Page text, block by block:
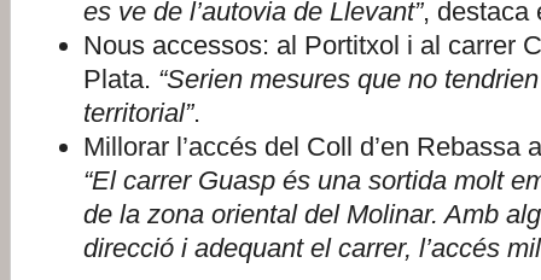
es ve de l’autovia de Llevant”, destaca
Nous accessos: al Portitxol i al carrer
Plata. “Serien mesures que no
territorial”.
Millorar l’accés del Coll d’en Rebassa
“El carrer Guasp és una sortida molt
de la zona oriental del Molinar. Amb
direcció i adequant el carrer, l’accés